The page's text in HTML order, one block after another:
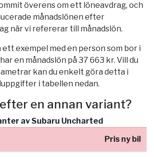
överens om ett löneavdrag, och
månadslönen efter
när vi refererar till månadslön.
ett exempel med en person som bor i
en månadslön på 37 663 kr. Vill du
kan du enkelt göra detta i
i tabellen nedan.
en annan variant?
av Subaru Uncharted
Pris ny bil